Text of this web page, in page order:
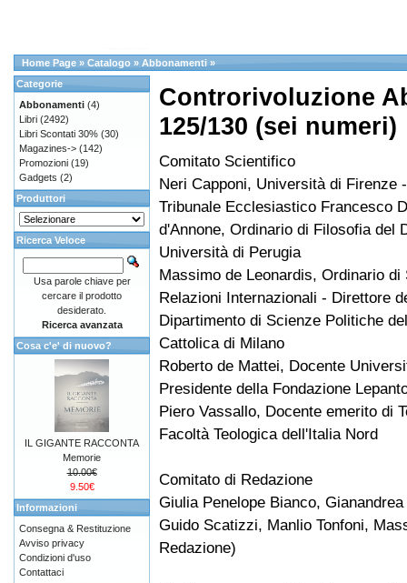
Home Page » Catalogo » Abbonamenti »
Controrivoluzione
125/130 (sei numeri)
Comitato Scientifico
Neri Capponi, Università di Firenze
Tribunale Ecclesiastico Francesco
d'Annone, Ordinario di Filosofia del
Università di Perugia
Massimo de Leonardis, Ordinario di
Relazioni Internazionali - Direttore
Dipartimento di Scienze Politiche
Cattolica di Milano
Roberto de Mattei, Docente
Presidente della Fondazione
Piero Vassallo, Docente emerito di
Facoltà Teologica dell'Italia Nord
Comitato di Redazione
Giulia Penelope Bianco,
Guido Scatizzi, Manlio Tonfoni,
Redazione)
Categorie
Abbonamenti (4)
Libri (2492)
Libri Scontati 30% (30)
Magazines-> (142)
Promozioni (19)
Gadgets (2)
Produttori
Ricerca Veloce
Usa parole chiave per
cercare il prodotto
desiderato.
Ricerca avanzata
Cosa c'e' di nuovo?
IL GIGANTE RACCONTA
Memorie
10.00€
9.50€
Informazioni
Consegna & Restituzione
Avviso privacy
Condizioni d'uso
Contattaci